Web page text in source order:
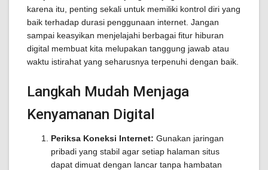
karena itu, penting sekali untuk memiliki kontrol diri yang
baik terhadap durasi penggunaan internet. Jangan
sampai keasyikan menjelajahi berbagai fitur hiburan
digital membuat kita melupakan tanggung jawab atau
waktu istirahat yang seharusnya terpenuhi dengan baik.
Langkah Mudah Menjaga
Kenyamanan Digital
Periksa Koneksi Internet: Gunakan jaringan
pribadi yang stabil agar setiap halaman situs
dapat dimuat dengan lancar tanpa hambatan